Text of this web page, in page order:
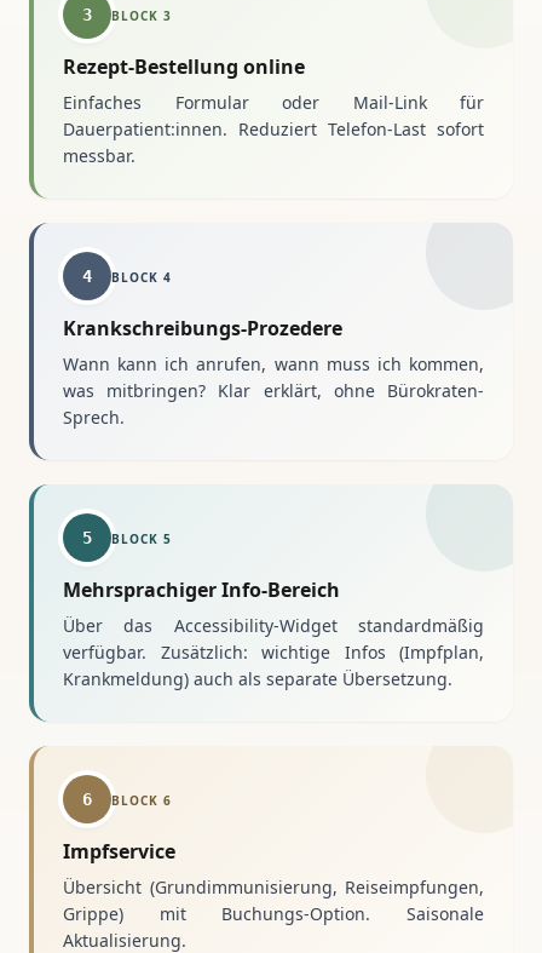
3 BLOCK 3
Rezept-Bestellung online
Einfaches Formular oder Mail-Link für
Dauerpatient:innen. Reduziert Telefon-Last sofort
messbar.
4 BLOCK 4
Krankschreibungs-Prozedere
Wann kann ich anrufen, wann muss ich kommen,
was mitbringen? Klar erklärt, ohne Bürokraten-
Sprech.
5 BLOCK 5
Mehrsprachiger Info-Bereich
Über das Accessibility-Widget standardmäßig
verfügbar. Zusätzlich: wichtige Infos (Impfplan,
Krankmeldung) auch als separate Übersetzung.
6 BLOCK 6
Impfservice
Übersicht (Grundimmunisierung, Reiseimpfungen,
Grippe) mit Buchungs-Option. Saisonale
Aktualisierung.